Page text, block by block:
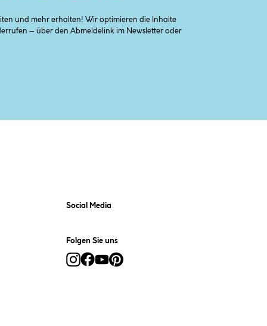
und mehr erhalten! Wir optimieren die Inhalte
– über den Abmeldelink im Newsletter oder
Social Media
Folgen Sie uns